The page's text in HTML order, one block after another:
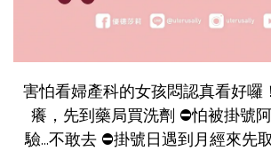
害怕看婦產科的女孩悶認真看好囉
癢，先到藥局買洗劑 ⛔️怕被掛號
驗...不敢去 ⛔️掛號日遇到月經來